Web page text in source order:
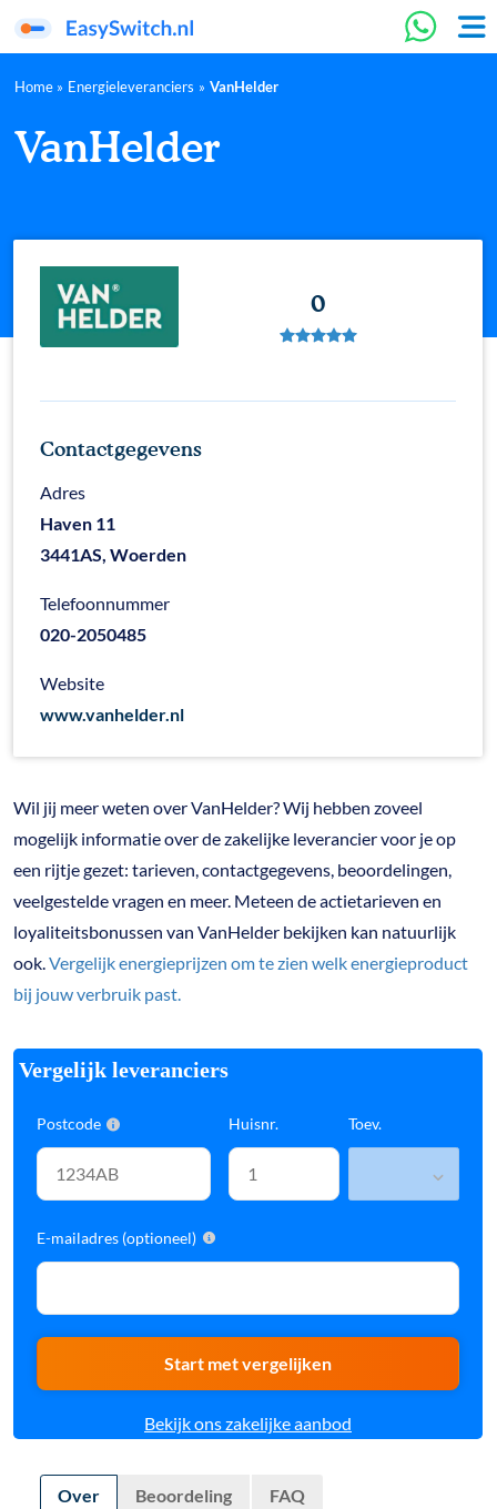
Home » Energieleveranciers » VanHelder
VanHelder
Over Beoordeling FAQ
0
Contactgegevens
Adres
Haven 11
3441AS, Woerden
Telefoonnummer
020-2050485
Website
www.vanhelder.nl
Wil jij meer weten over VanHelder? Wij hebben zoveel
mogelijk informatie over de zakelijke leverancier voor je op
een rijtje gezet: tarieven, contactgegevens, beoordelingen,
veelgestelde vragen en meer. Meteen de actietarieven en
loyaliteitsbonussen van VanHelder bekijken kan natuurlijk
ook.Vergelijk energieprijzen om te zien welk energieproduct
bij jouw verbruik past.
Vergelijk leveranciers
Postcode Huisnr. Toev.
E-mailadres (optioneel)
Start met vergelijken
Bekijk ons zakelijke aanbod